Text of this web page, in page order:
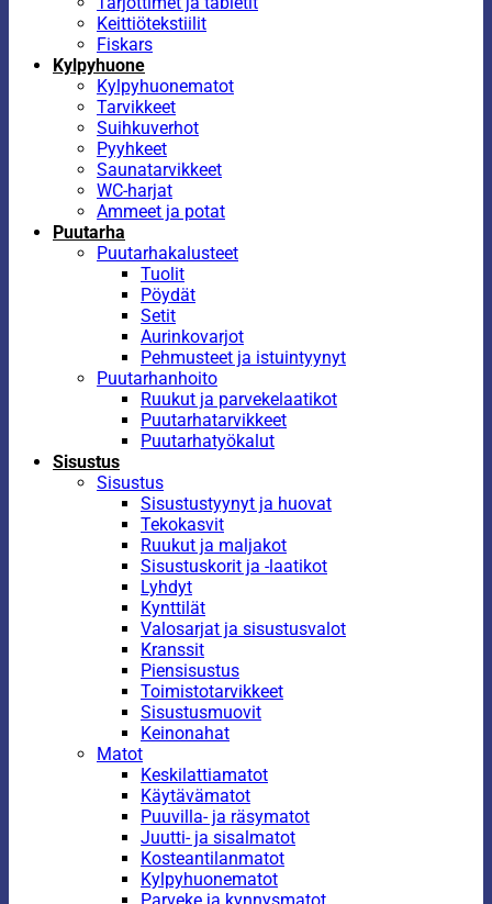
Keittiötekstiilit
Fiskars
Kylpyhuone
Kylpyhuonematot
Tarvikkeet
Suihkuverhot
Pyyhkeet
Saunatarvikkeet
WC-harjat
Ammeet ja potat
Puutarha
Puutarhakalusteet
Tuolit
Pöydät
Setit
Aurinkovarjot
Pehmusteet ja istuintyynyt
Puutarhanhoito
Ruukut ja parvekelaatikot
Puutarhatarvikkeet
Puutarhatyökalut
Sisustus
Sisustus
Sisustustyynyt ja huovat
Tekokasvit
Ruukut ja maljakot
Sisustuskorit ja -laatikot
Lyhdyt
Kynttilät
Valosarjat ja sisustusvalot
Kranssit
Piensisustus
Toimistotarvikkeet
Sisustusmuovit
Keinonahat
Matot
Keskilattiamatot
Käytävämatot
Puuvilla- ja räsymatot
Juutti- ja sisalmatot
Kosteantilanmatot
Kylpyhuonematot